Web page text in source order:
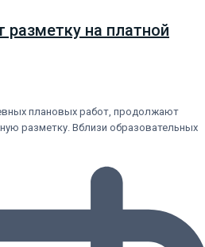
разметку на платной
плановых работ, продолжают
разметку. Вблизи образовательных